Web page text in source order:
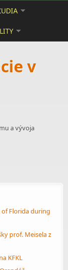
v
a vývoja
Florida during
prof. Meisela z
KFKL